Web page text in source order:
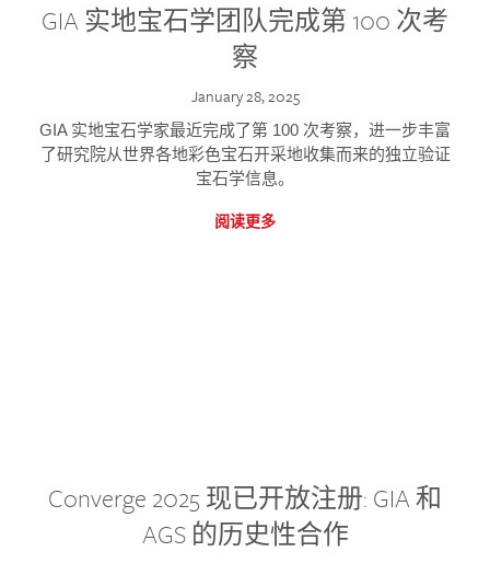
GIA 实地宝石学团队完成第 100 次考
察
January 28, 2025
GIA 实地宝石学家最近完成了第 100 次考察，进一步丰富
了研究院从世界各地彩色宝石开采地收集而来的独立验证
宝石学信息。
阅读更多
Converge 2025 现已开放注册: GIA 和
AGS 的历史性合作